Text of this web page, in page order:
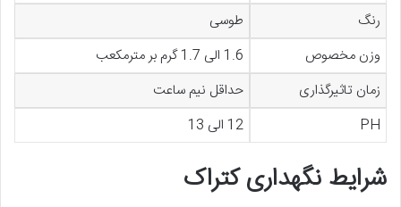
رنگ
طوسی
وزن مخصوص
1.6 الی 1.7 گرم بر مترمکعب
زمان تاثیرگذاری
حداقل نیم ساعت
PH
12 الی 13
شرایط نگهداری کتراک